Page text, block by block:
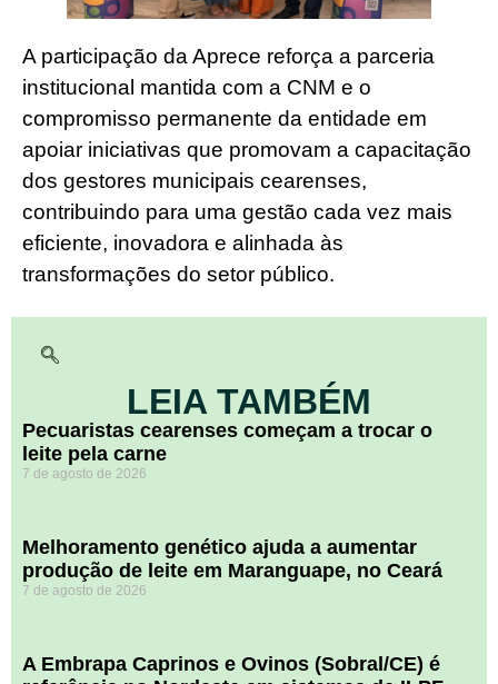
A participação da Aprece reforça a parceria
institucional mantida com a CNM e o
compromisso permanente da entidade em
apoiar iniciativas que promovam a capacitação
dos gestores municipais cearenses,
contribuindo para uma gestão cada vez mais
eficiente, inovadora e alinhada às
transformações do setor público.
LEIA TAMBÉM
Pecuaristas cearenses começam a trocar o
leite pela carne
7 de agosto de 2026
Melhoramento genético ajuda a aumentar
produção de leite em Maranguape, no Ceará
7 de agosto de 2026
A Embrapa Caprinos e Ovinos (Sobral/CE) é